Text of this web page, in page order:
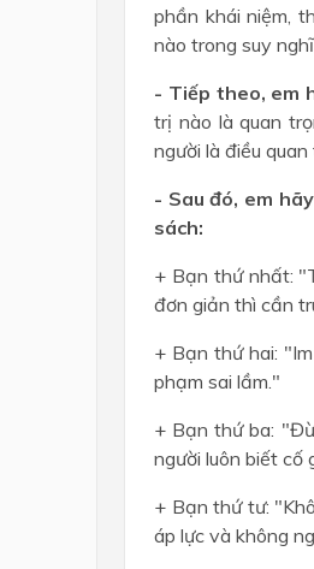
phần khái niệm,
nào trong suy
- Tiếp theo, em
trị nào là quan
người là điều
- Sau đó, em
sách:
+ Bạn thứ nhất:
đơn giản thì cần
+ Bạn thứ hai:
phạm sai lầm."
+ Bạn thứ ba:
người luôn biết cố
+ Bạn thứ tư:
áp lực và không